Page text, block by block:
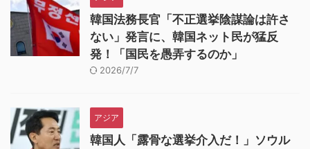
韓国法務長官「不正選挙陰謀論は許さ
ない」発言に、韓国ネット民が猛反
発！「国民を愚弄するのか」
2026/7/7
アジア
韓国人「露骨な選挙介入だ！」ソウル